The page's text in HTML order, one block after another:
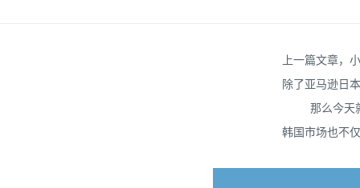
上一篇文章，
除了亚马逊日
那么今天
韩国市场也不